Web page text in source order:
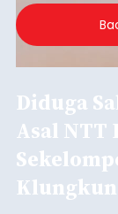
Diduga
Asal NTT